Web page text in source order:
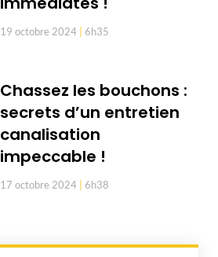
19 octobre 2024 6h35
Chassez les bouchons :
secrets d’un entretien
canalisation
impeccable !
17 octobre 2024 6h38